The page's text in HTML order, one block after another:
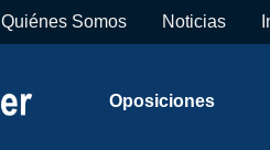
Quiénes Somos Noticias
Oposiciones